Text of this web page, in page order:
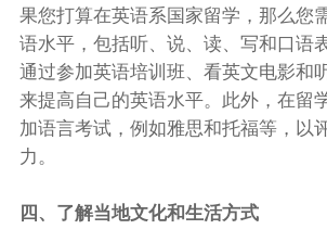
果您打算在英语系国家留学，那么您
语水平，包括听、说、读、写和口语
通过参加英语培训班、看英文电影和
来提高自己的英语水平。此外，在留
加语言考试，例如雅思和托福等，以
力。
四、了解当地文化和生活方式